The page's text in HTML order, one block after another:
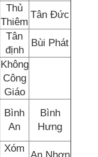
Thủ
Thiêm
Tân Đức
Tân
định
Bùi Phát
Không
Công
Giáo
Bình
An
Bình
Hưng
Xóm